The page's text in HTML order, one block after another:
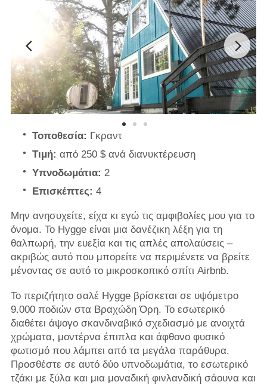
Τοποθεσία: Γκραντ
Τιμή: από 250 $ ανά διανυκτέρευση
Υπνοδωμάτια: 2
Επισκέπτες: 4
Μην ανησυχείτε, είχα κι εγώ τις αμφιβολίες μου για το
όνομα. Το Hygge είναι μια δανέζικη λέξη για τη
θαλπωρή, την ευεξία και τις απλές απολαύσεις –
ακριβώς αυτό που μπορείτε να περιμένετε να βρείτε
μένοντας σε αυτό το μικροσκοπικό σπίτι Airbnb.
Το περιζήτητο σαλέ Hygge βρίσκεται σε υψόμετρο
9.000 ποδιών στα Βραχώδη Όρη. Το εσωτερικό
διαθέτει άψογο σκανδιναβικό σχεδιασμό με ανοιχτά
χρώματα, μοντέρνα έπιπλα και άφθονο φυσικό
φωτισμό που λάμπει από τα μεγάλα παράθυρα.
Προσθέστε σε αυτό δύο υπνοδωμάτια, το εσωτερικό
τζάκι με ξύλα και μια μοναδική φινλανδική σάουνα και